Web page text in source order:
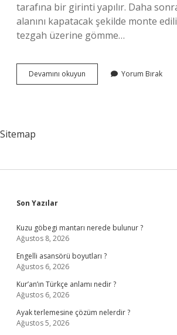
tarafına bir girinti yapılır. Daha
alanını kapatacak şekilde monte
tezgah üzerine gömme…
Devamını okuyun
Dolabı
Yorum Bırak
Sitemap
Sidebar
Son Yazılar
Kuzu göbegi mantarı nerede bulunur ?
Ağustos 8, 2026
Engelli asansörü boyutları ?
Ağustos 6, 2026
Kur’an’ın Türkçe anlamı nedir ?
Ağustos 6, 2026
Ayak terlemesine çözüm nelerdir ?
Ağustos 5, 2026